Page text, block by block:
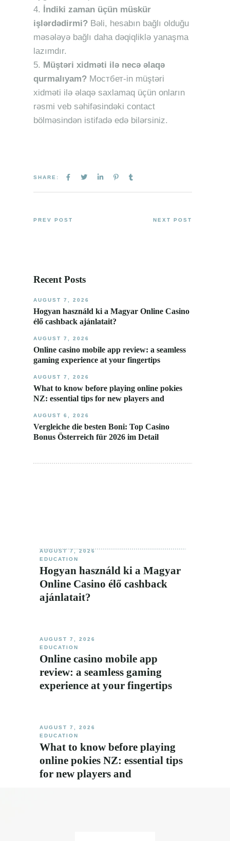
İndiki zaman üçün müskür
işlərdədirmi?Bəli, hesabın bağlı olduğu
məsələyə bağlı daha dəqiqliklə yanaşma
lazımdır.
Müştəri xidməti ilə necə əlaqə
qurmalıyam?Mостбет-in müştəri
xidməti ilə əlaqə saxlamaq üçün onların
rəsmi veb səhifəsindəki contact
bölməsindən istifadə edə bilərsiniz.
SHARE:
PREV POST NEXT POST
Recent Posts
AUGUST 7, 2026
Hogyan használd ki a Magyar Online Casino
élő cashback ajánlatait?
AUGUST 7, 2026
Online casino mobile app review: a seamless
gaming experience at your fingertips
AUGUST 7, 2026
What to know before playing online pokies
NZ: essential tips for new players and
AUGUST 6, 2026
Vergleiche die besten Boni: Top Casino
Bonus Österreich für 2026 im Detail
AUGUST 7, 2026
EDUCATION
Hogyan használd ki a Magyar
Online Casino élő cashback
ajánlatait?
AUGUST 7, 2026
EDUCATION
Online casino mobile app
review: a seamless gaming
experience at your fingertips
AUGUST 7, 2026
EDUCATION
What to know before playing
online pokies NZ: essential tips
for new players and